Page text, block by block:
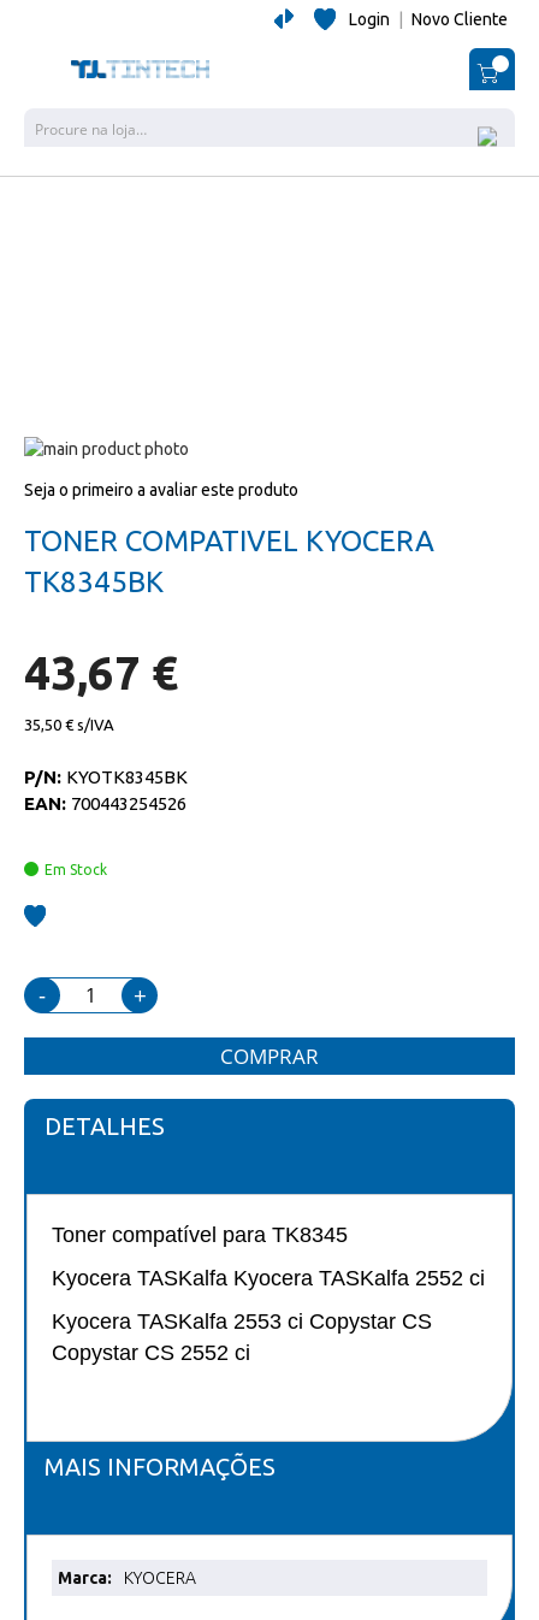
Login Novo Cliente
O
Salte
o
galeria
de
para
início
da
galeria
Seja o primeiro a avaliar este produto
TONER COMPATIVEL KYOCERA
TK8345BK
43,67 €
35,50 €
P/N: KYOTK8345BK
EAN: 700443254526
Em Stock
- +
COMPRAR
DETALHES
Toner compatível para TK8345
Kyocera TASKalfa Kyocera TASKalfa 2552 ci
Kyocera TASKalfa 2553 ci Copystar CS
Copystar CS 2552 ci
MAIS INFORMAÇÕES
Mais
KYOCERA